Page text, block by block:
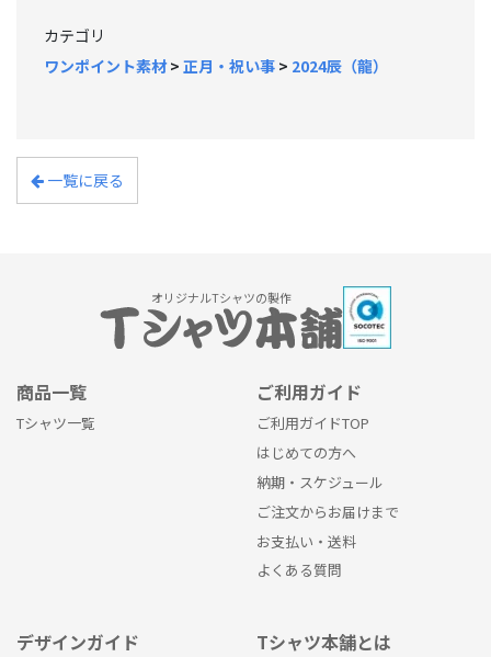
カテゴリ
ワンポイント素材> 正月・祝い事 > 2024辰（龍）
一覧に戻る
オリジナルTシャツの製作
商品一覧
Tシャツ一覧
ご利用ガイド
ご利用ガイドTOP
はじめての方へ
納期・スケジュール
ご注文からお届けまで
お支払い・送料
よくある質問
デザインガイド Tシャツ本舗とは